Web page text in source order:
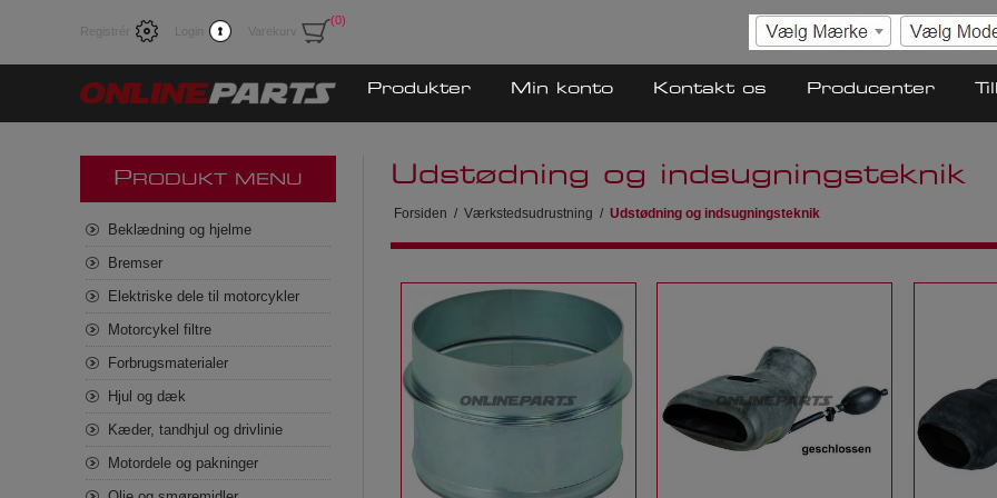
Registrér Login Varekurv
(0)
Produkter Min konto Kontakt os Producenter
Udstødning og indsugningsteknik
Forsiden / Værkstedsudrustning / Udstødning og indsugningsteknik
P RODUKT MENU
Beklædning og hjelme
Bremser
Elektriske dele til motorcykler
Motorcykel filtre
Forbrugsmaterialer
Hjul og dæk
Kæder, tandhjul og drivlinie
Motordele og pakninger